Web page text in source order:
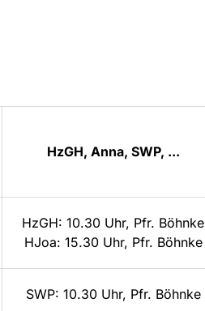
HzGH, Anna, SWP, ...
HzGH: 10.30 Uhr, Pfr. Böhnke
HJoa: 15.30 Uhr, Pfr. Böhnke
SWP: 10.30 Uhr, Pfr. Böhnke